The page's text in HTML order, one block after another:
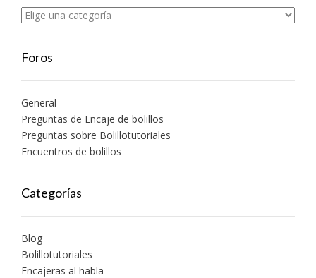
Foros
General
Preguntas de Encaje de bolillos
Preguntas sobre Bolillotutoriales
Encuentros de bolillos
Categorías
Blog
Bolillotutoriales
Encajeras al habla